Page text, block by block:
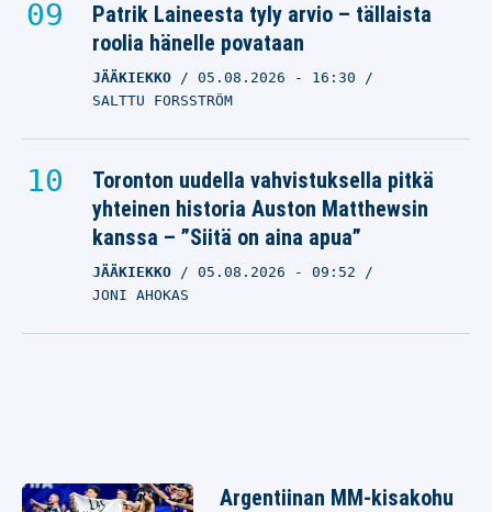
Patrik Laineesta tyly arvio – tällaista
roolia hänelle povataan
JÄÄKIEKKO 05.08.2026 - 16:30
SALTTU FORSSTRÖM
Toronton uudella vahvistuksella pitkä
yhteinen historia Auston Matthewsin
kanssa – ”Siitä on aina apua”
JÄÄKIEKKO 05.08.2026 - 09:52
JONI AHOKAS
Argentiinan MM-kisakohu